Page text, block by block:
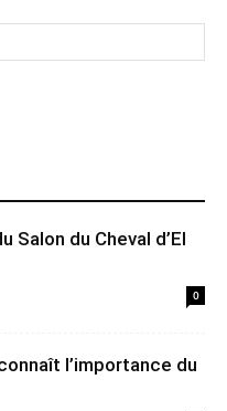
du Cheval d’El
0
l’importance du